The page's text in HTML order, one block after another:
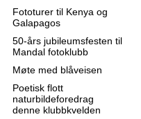
Fototurer til Kenya og
Galapagos
50-års jubileumsfesten til
Mandal fotoklubb
Møte med blåveisen
Poetisk flott
naturbildeforedrag
denne klubbkvelden